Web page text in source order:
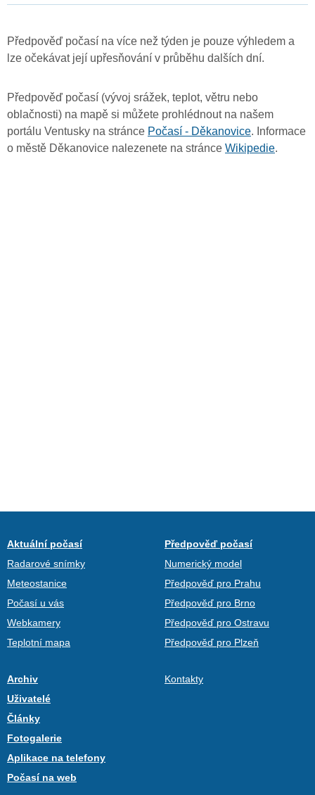
Předpověď počasí na více než týden je pouze výhledem a
lze očekávat její upřesňování v průběhu dalších dní.
Předpověď počasí (vývoj srážek, teplot, větru nebo
oblačnosti) na mapě si můžete prohlédnout na našem
portálu Ventusky na stránce Počasí - Děkanovice. Informace
o městě Děkanovice nalezenete na stránce Wikipedie.
Aktuální počasí
Radarové snímky
Meteostanice
Počasí u vás
Webkamery
Teplotní mapa
Předpověď počasí
Numerický model
Předpověď pro Prahu
Předpověď pro Brno
Předpověď pro Ostravu
Předpověď pro Plzeň
Archiv
Uživatelé
Články
Fotogalerie
Aplikace na telefony
Počasí na web
Kontakty